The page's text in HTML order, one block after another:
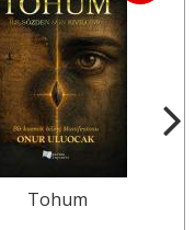
Tohum